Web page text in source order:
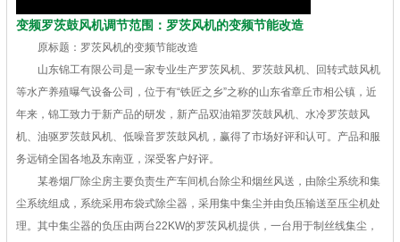
变频罗茨鼓风机调节范围：罗茨风机的变频节能改造
原标题：罗茨风机的变频节能改造
山东锦工有限公司是一家专业生产罗茨风机、罗茨鼓风机、回转式鼓风机
等水产养殖曝气设备公司，位于有“铁匠之乡”之称的山东省章丘市相公镇，近
年来，锦工致力于新产品的研发，新产品双油箱罗茨鼓风机、水冷罗茨鼓风
机、油驱罗茨鼓风机、低噪音罗茨鼓风机，赢得了市场好评和认可。产品和服
务远销全国各地及东南亚，深受客户好评。
某卷烟厂除尘房主要负责生产车间机台除尘和烟丝风送，由除尘系统和集
尘系统组成，系统采用布袋式除尘器，采用集中集尘并由负压输送至压尘机处
理。其中集尘器的负压由两台22KW的罗茨风机提供，一台用于制丝线集尘，